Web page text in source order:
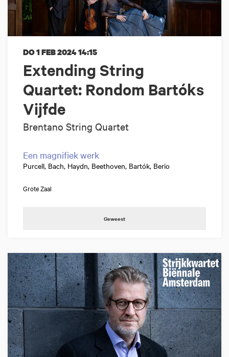
Extending String
Quartet: Rondom Bartóks
Vijfde
Brentano String Quartet
DO 1 FEB 202414:15
Een magnifiek werk
Purcell, Bach, Haydn, Beethoven, Bartók, Berio
Grote Zaal
Geweest